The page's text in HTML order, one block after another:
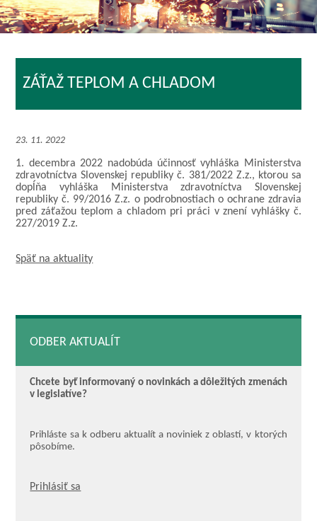
ZÁŤAŽ TEPLOM A CHLADOM
23. 11. 2022
1. decembra 2022 nadobúda účinnosť vyhláška Ministerstva
zdravotníctva Slovenskej republiky č. 381/2022 Z.z., ktorou sa
dopĺňa vyhláška Ministerstva zdravotníctva Slovenskej
republiky č. 99/2016 Z.z. o podrobnostiach o ochrane zdravia
pred záťažou teplom a chladom pri práci v znení vyhlášky č.
227/2019 Z.z.
Späť na aktuality
ODBER AKTUALÍT
Chcete byť informovaný o novinkách a dôležitých zmenách
v legislatíve?
Prihláste sa k odberu aktualít a noviniek z oblastí, v ktorých
pôsobíme.
Prihlásiť sa